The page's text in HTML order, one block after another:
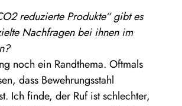
reduzierte Produkte“ gibt es
Nachfragen bei ihnen im
noch ein Randthema. Oftmals
dass Bewehrungsstahl
Ich finde, der Ruf ist schlechter,